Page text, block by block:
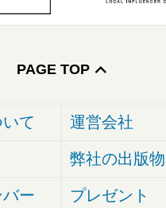
PAGE TOP
て 運営会社
弊社の出版物
ー プレゼント